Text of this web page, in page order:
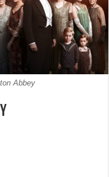
Abbey